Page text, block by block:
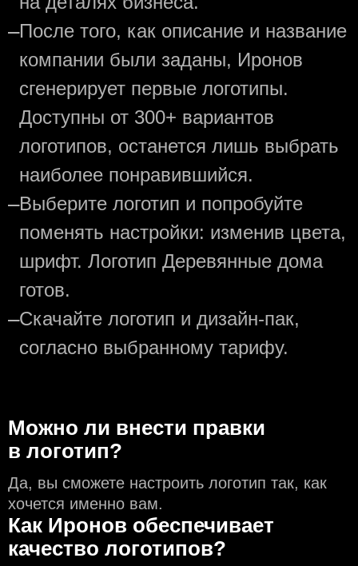
—После того, как описание и название
компании были заданы, Иронов
сгенерирует первые логотипы.
Доступны от 300+ вариантов
логотипов, останется лишь выбрать
наиболее понравившийся.
—Выберите логотип и попробуйте
поменять настройки: изменив цвета,
шрифт. Логотип Деревянные дома
готов.
—Скачайте логотип и дизайн-пак,
согласно выбранному тарифу.
Можно ли внести правки
в логотип?
Да, вы сможете настроить логотип так, как
хочется именно вам.
Как Иронов обеспечивает
качество логотипов?